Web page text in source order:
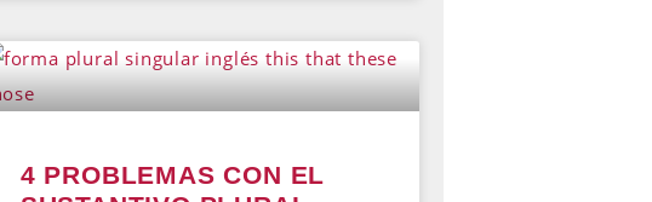
4 PROBLEMAS CON EL